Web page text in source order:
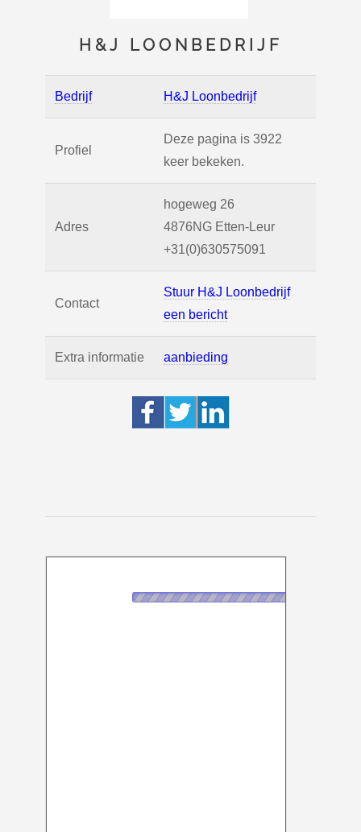
H&J LOONBEDRIJF
Bedrijf H&J Loonbedrijf
Profiel
Deze pagina is 3922
keer bekeken.
Adres
hogeweg 26
4876NG Etten-Leur
+31(0)630575091
Contact
Stuur H&J Loonbedrijf
een bericht
Extra informatie aanbieding